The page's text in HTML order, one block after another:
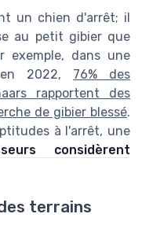
un chien d'arrêt; il
au petit gibier que
exemple, dans une
2022, 76% des
rapportent des
de gibier blessé.
à l'arrêt, une
considèrent
terrains